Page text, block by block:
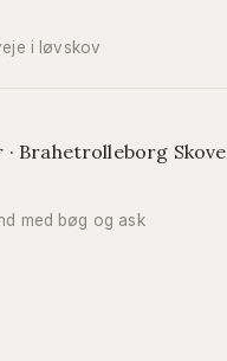
i løvskov
· Brahetrolleborg Skove
med bøg og ask